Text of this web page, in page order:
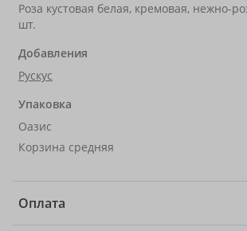
Роза кустовая белая, кремовая, нежно-
шт.
Добавления
Рускус
Упаковка
Оазис
Корзина средняя
Оплата